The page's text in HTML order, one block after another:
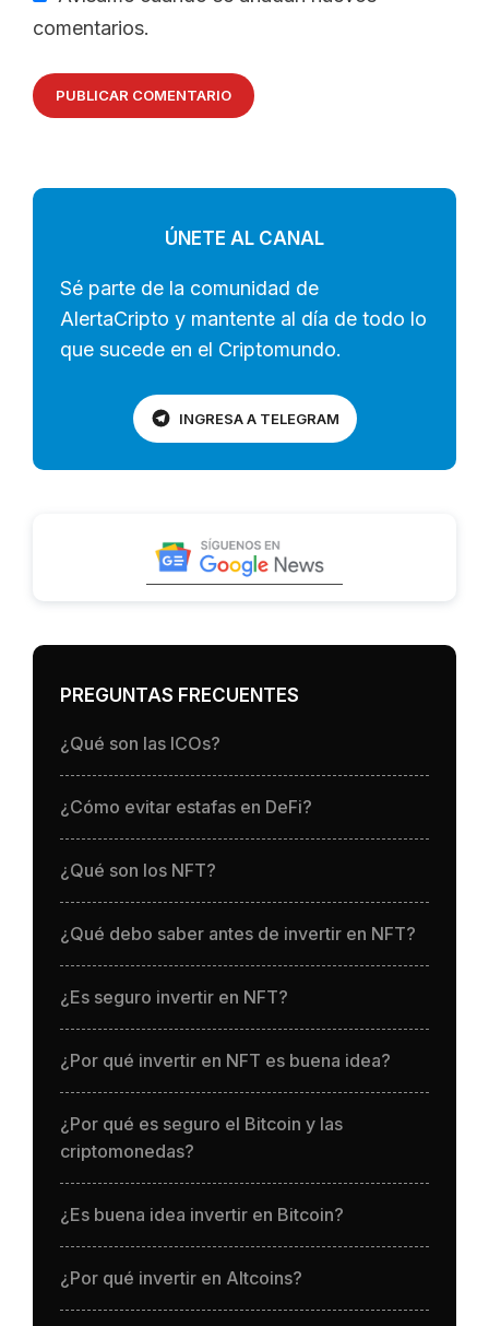
comentarios.
ÚNETE AL CANAL
Sé parte de la comunidad de
AlertaCripto y mantente al día de todo lo
que sucede en el Criptomundo.
INGRESA A TELEGRAM
PREGUNTAS FRECUENTES
¿Qué son las ICOs?
¿Cómo evitar estafas en DeFi?
¿Qué son los NFT?
¿Qué debo saber antes de invertir en NFT?
¿Es seguro invertir en NFT?
¿Por qué invertir en NFT es buena idea?
¿Por qué es seguro el Bitcoin y las
criptomonedas?
¿Es buena idea invertir en Bitcoin?
¿Por qué invertir en Altcoins?